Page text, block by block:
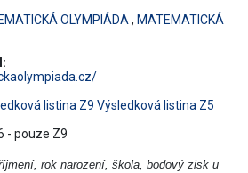
OLYMPIÁDA, MATEMATICKÁ
listina Z9 Výsledková listina Z5
- pouze Z9
rok narození, škola, bodový zisk u